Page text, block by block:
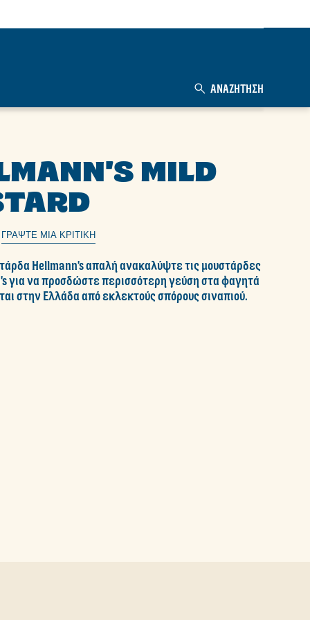
ΑΝΑΖΉΤΗΣΗ
ΓΡΆΨΤΕ ΜΙΑ ΚΡΙΤΙΚΉ
για να προσδώστε περισσότερη γεύση στα φαγητά
στην Ελλάδα από εκλεκτούς σπόρους σιναπιού.